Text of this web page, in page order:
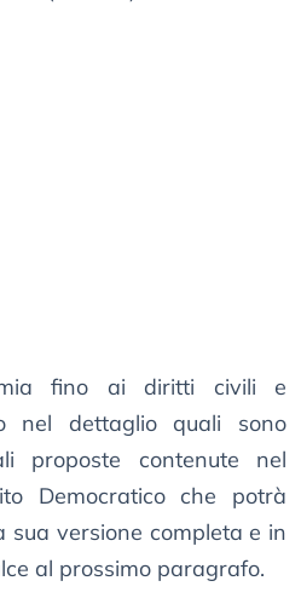
fino ai diritti civili e
nel dettaglio quali sono
proposte contenute nel
Democratico che potrà
sua versione completa e in
al prossimo paragrafo.